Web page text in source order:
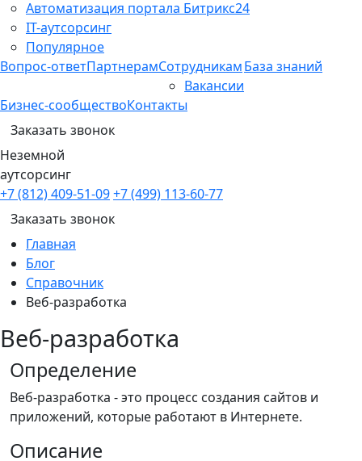
Автоматизация портала Битрикс24
IT-аутсорсинг
Популярное
Вопрос-ответПартнерамСотрудникам
Вакансии
База знаний
Бизнес-сообществоКонтакты
Заказать звонок
Неземной
аутсорсинг
+7 (812) 409-51-09+7 (499) 113-60-77
Заказать звонок
Главная
Блог
Справочник
Веб-разработка
Веб-разработка
Определение
Веб-разработка - это процесс создания сайтов и
приложений, которые работают в Интернете.
Описание